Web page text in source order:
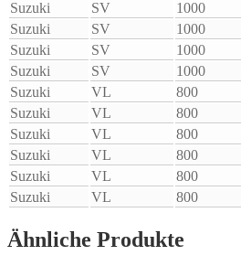
Suzuki
SV 1000
Suzuki
SV 1000
Suzuki
SV 1000
Suzuki
SV 1000
Suzuki
VL 800
Suzuki
VL 800
Suzuki
VL 800
Suzuki
VL 800
Suzuki
VL 800
Suzuki
VL 800
Ähnliche Produkte